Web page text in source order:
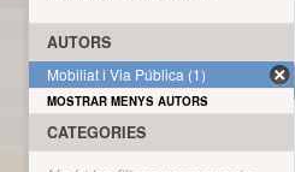
AUTORS
Mobiliat i Via Pública (1)
MOSTRAR MENYS AUTORS
CATEGORIES